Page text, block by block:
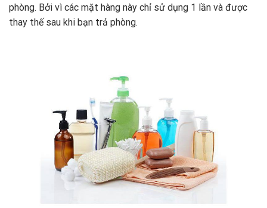
phòng. Bởi vì các mặt hàng này chỉ sử dụng 1 lần và được
thay thế sau khi bạn trả phòng.